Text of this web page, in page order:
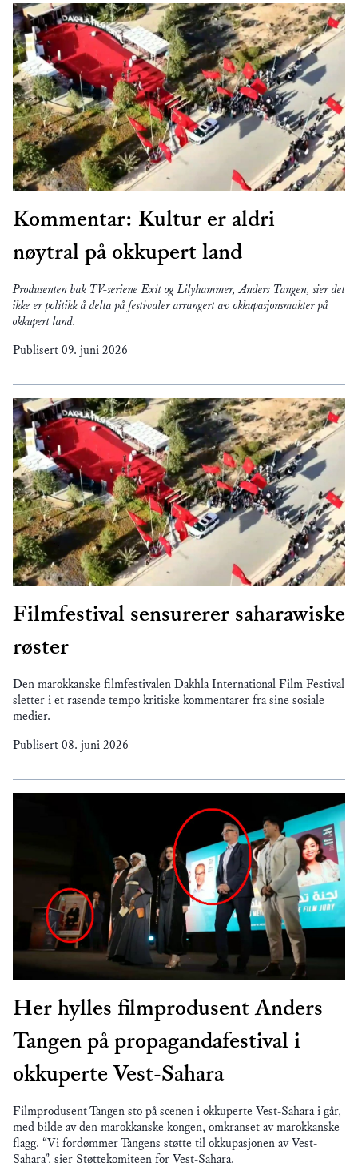
Kommentar: Kultur er aldri
nøytral på okkupert land
Produsenten bak TV-seriene Exit og Lilyhammer, Anders Tangen, sier det
ikke er politikk å delta på festivaler arrangert av okkupasjonsmakter på
okkupert land.
Publisert 09. juni 2026
Filmfestival sensurerer saharawiske
røster
Den marokkanske filmfestivalen Dakhla International Film Festival
sletter i et rasende tempo kritiske kommentarer fra sine sosiale
medier.
Publisert 08. juni 2026
Her hylles filmprodusent Anders
Tangen på propagandafestival i
okkuperte Vest-Sahara
Filmprodusent Tangen sto på scenen i okkuperte Vest-Sahara i går,
med bilde av den marokkanske kongen, omkranset av marokkanske
flagg. “Vi fordømmer Tangens støtte til okkupasjonen av Vest-
Sahara”, sier Støttekomiteen for Vest-Sahara.